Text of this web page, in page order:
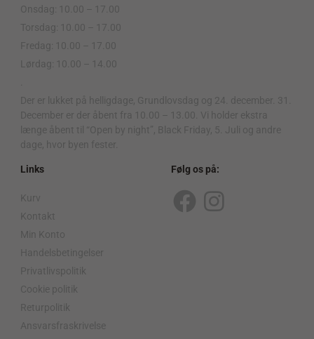
Onsdag: 10.00 – 17.00
Torsdag: 10.00 – 17.00
Fredag: 10.00 – 17.00
Lørdag: 10.00 – 14.00
Der er lukket på helligdage, Grundlovsdag og 24. december. 31.
December er der åbent fra 10.00 – 13.00. Vi holder ekstra
længe åbent til “Open by night”, Black Friday, 5. Juli og andre
dage, hvor byen fester.
Links
Kurv
Kontakt
Min Konto
Handelsbetingelser
Privatlivspolitik
Cookie politik
Returpolitik
Ansvarsfraskrivelse
Følg os på:
F
I